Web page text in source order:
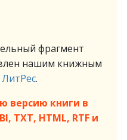
фрагмент
нашим книжным
.
версию книги в
TXT, HTML, RTF и